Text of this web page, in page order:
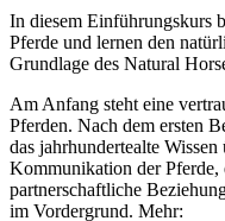
In diesem Einführungskurs
Pferde und lernen den
Grundlage des Natural
Am Anfang steht eine
Pferden. Nach dem ersten
das jahrhundertealte
Kommunikation der
partnerschaftliche
im Vordergrund. Mehr: